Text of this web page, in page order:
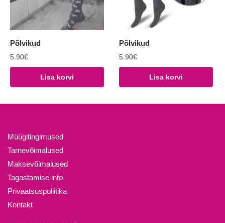
tootelehel.
tootelehel.
Põlvikud
5.90€
Lisa korvi
Põlvikud
5.90€
Lisa korvi
Müügitingimused
Tarnevõimalused
Maksevõimalused
Tagastamise info
Privaatsuspoliitika
Kontakt